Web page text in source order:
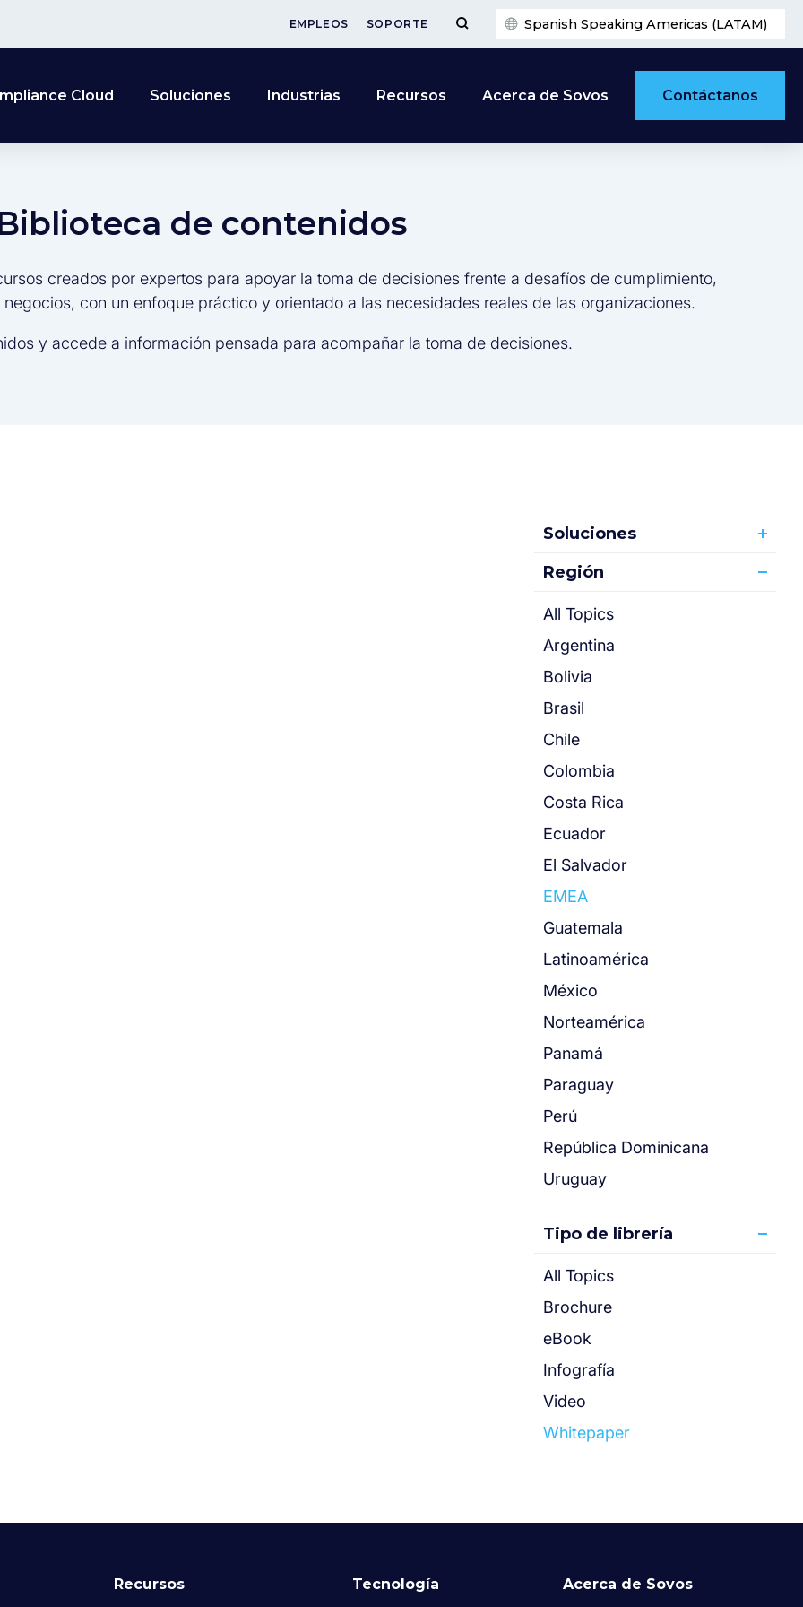
EMPLEOS SOPORTE Spanish Speaking Americas (LATAM)
Cloud Soluciones Industrias Recursos Acerca de Sovos Contáctanos
de contenidos
creados por expertos para apoyar la toma de decisiones frente a desafíos de cumplimiento,
con un enfoque práctico y orientado a las necesidades reales de las organizaciones.
y accede a información pensada para acompañar la toma de decisiones.
Soluciones
Región
All Topics
Argentina
Bolivia
Brasil
Chile
Colombia
Costa Rica
Ecuador
El Salvador
EMEA
Guatemala
Latinoamérica
México
Norteamérica
Panamá
Paraguay
Perú
República Dominicana
Uruguay
Tipo de librería
All Topics
Brochure
eBook
Infografía
Video
Whitepaper
Recursos Tecnología Acerca de Sovos